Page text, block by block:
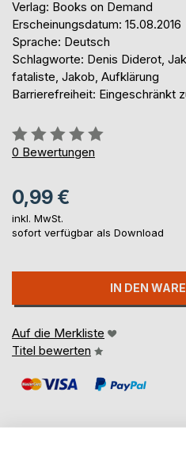
Verlag: Books on Demand
Erscheinungsdatum: 15.08.2016
Sprache: Deutsch
Schlagworte: Denis Diderot,
fataliste, Jakob, Aufklärung
Barrierefreiheit: Eingeschränkt
Bewertung::
0%
0 Bewertungen
0,99 €
inkl. MwSt.
sofort verfügbar als Download
IN DEN
Auf die Merkliste
Titel bewerten